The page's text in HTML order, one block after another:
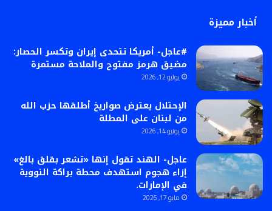
أخبار مميزة
#عاجل- أمريكا تتحدى إيران وتكسر الحصار:
مضيق هرمز مفتوح والملاحة مستمرة
يوليو 12, 2026
الإحتلال يعترض صواريخ أطلقها حزب الله
من لبنان على المطلة
يونيو 14, 2026
عاجل- الهند تقول إنها «تشعر بقلق بالغ»
إزاء هجوم استهدف محطة براكة النووية
في الإمارات.
مايو 17, 2026